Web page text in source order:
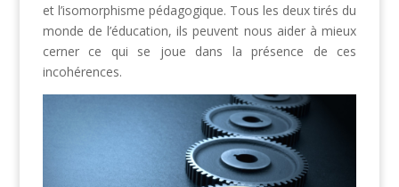
et l’isomorphisme pédagogique. Tous les deux tirés du
monde de l’éducation, ils peuvent nous aider à mieux
cerner ce qui se joue dans la présence de ces
incohérences.